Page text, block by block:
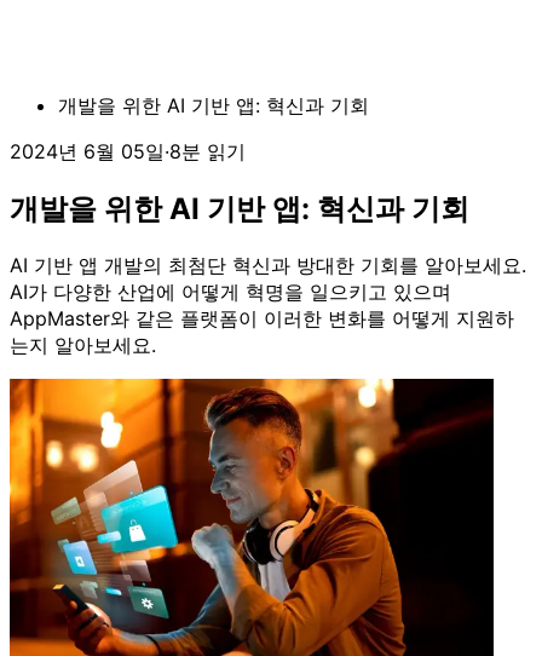
개발을 위한 AI 기반 앱: 혁신과 기회
2024년 6월 05일·8분 읽기
개발을 위한 AI 기반 앱: 혁신과 기회
AI 기반 앱 개발의 최첨단 혁신과 방대한 기회를 알아보세요.
AI가 다양한 산업에 어떻게 혁명을 일으키고 있으며
AppMaster와 같은 플랫폼이 이러한 변화를 어떻게 지원하
는지 알아보세요.